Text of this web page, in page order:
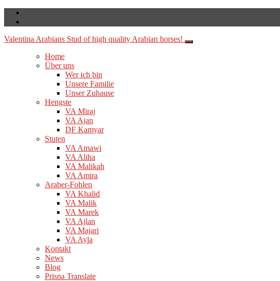
Valentina Arabians Stud of high quality Arabian horses!
Home
Über uns
Wer ich bin
Unsere Familie
Unser Zuhause
Hengste
VA Miraj
VA Ajan
DF Kamyar
Stuten
VA Amawi
VA Aliha
VA Malikah
VA Amira
Araber-Fohlen
VA Khalid
VA Malik
VA Marek
VA Ajlan
VA Majari
VA Ayla
Kontakt
News
Blog
Prisna Translate